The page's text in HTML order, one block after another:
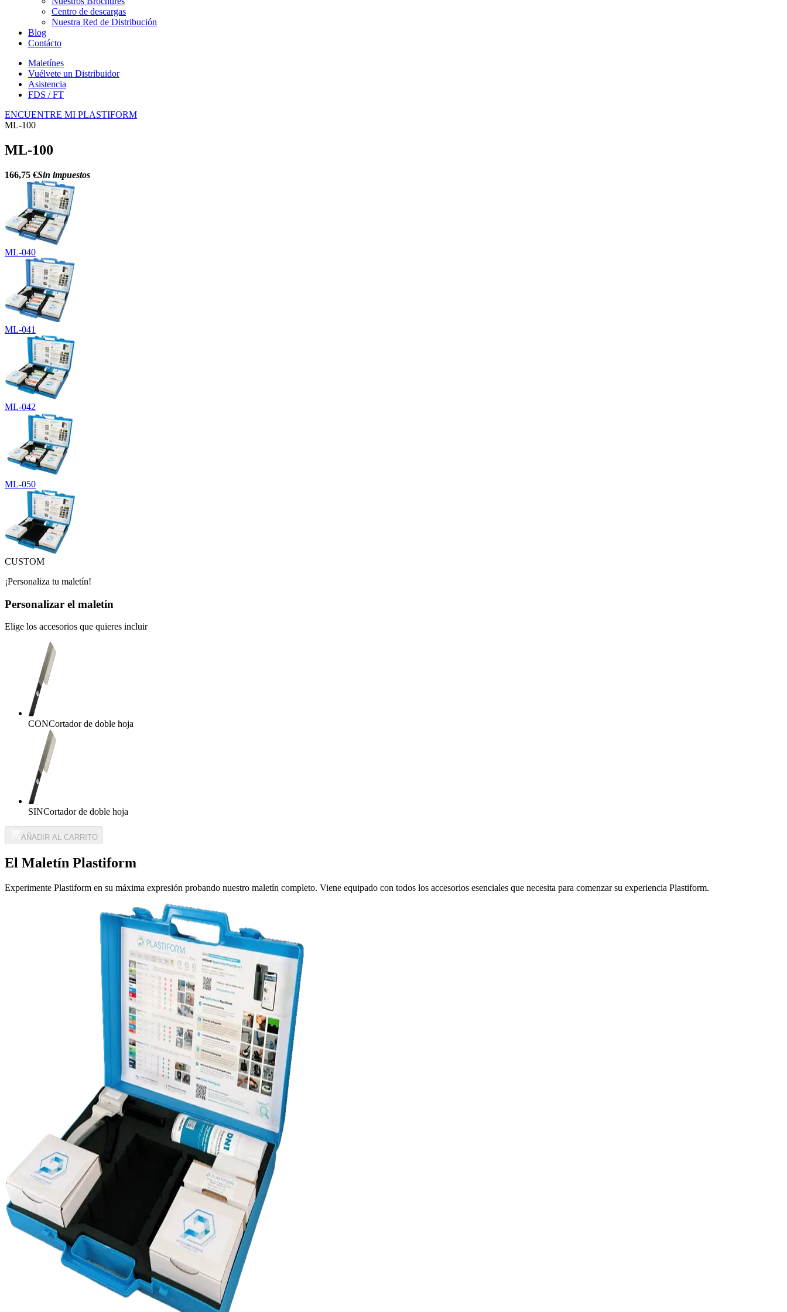
Centro de descargas
Nuestra Red de Distribución
Blog
Contácto
Maletínes
Vuélvete un Distribuidor
Asistencia
FDS / FT
ENCUENTRE MI PLASTIFORM
ML-100
ML-100
166,75 €Sin impuestos
ML-040
ML-041
ML-042
ML-050
CUSTOM
¡Personaliza tu maletín!
Personalizar el maletín
Elige los accesorios que quieres incluir
CONCortador de doble hoja
SINCortador de doble hoja
AÑADIR AL CARRITO
El Maletín Plastiform
Experimente Plastiform en su máxima expresión probando nuestro maletín completo. Viene equipado con todos los accesorios esenciales que necesita para comenzar su experiencia Plastiform.